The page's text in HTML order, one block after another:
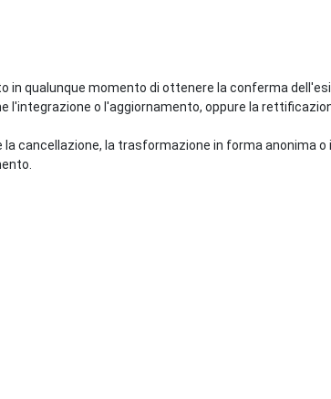
in qualunque momento di ottenere la conferma
o l'aggiornamento, oppure la
cancellazione, la trasformazione in forma anonima